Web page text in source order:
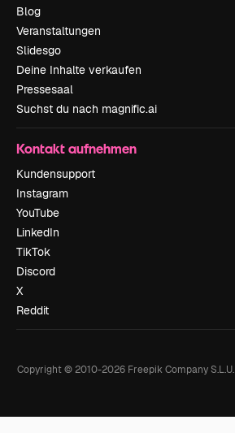
Blog
Veranstaltungen
Slidesgo
Deine Inhalte verkaufen
Pressesaal
Suchst du nach magnific.ai
Kontakt aufnehmen
Kundensupport
Instagram
YouTube
LinkedIn
TikTok
Discord
X
Reddit
Copyright © 2010-2026Freepik Company S.L.U.